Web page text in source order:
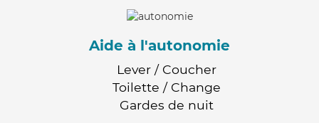
Aide à l'autonomie
Lever / Coucher
Toilette / Change
Gardes de nuit